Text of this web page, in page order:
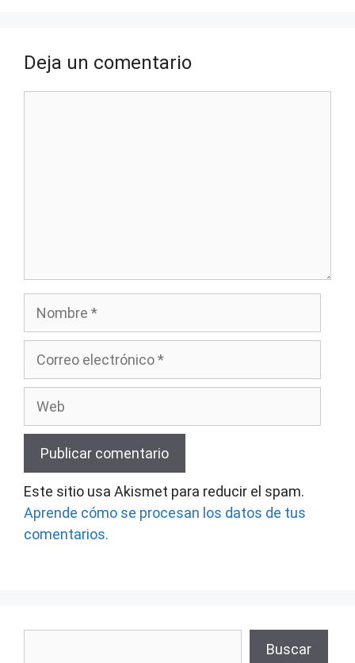
Deja un comentario
Nombre
Este sitio usa Akismet para reducir el spam.
Aprende cómo se procesan los datos de tus
comentarios.
Buscar